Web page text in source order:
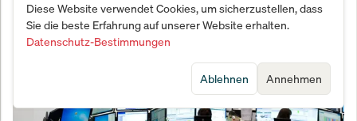
Diese Website verwendet Cookies, um sicherzustellen, dass
Sie die beste Erfahrung auf unserer Website erhalten.
Datenschutz-Bestimmungen
Annehmen
Ablehnen